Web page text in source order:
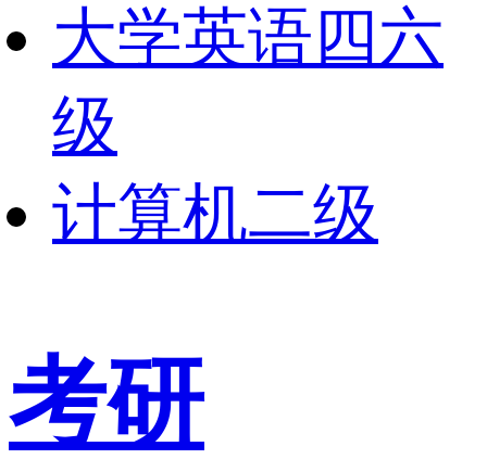
大学英语四六
级
计算机二级
考研